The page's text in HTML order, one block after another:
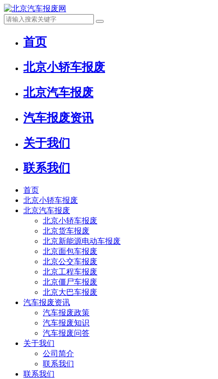
首页
北京小轿车报废
北京汽车报废
汽车报废资讯
关于我们
联系我们
首页
北京小轿车报废
北京汽车报废
北京小轿车报废
北京货车报废
北京新能源电动车报废
北京面包车报废
北京公交车报废
北京工程车报废
北京僵尸车报废
北京大巴车报废
汽车报废资讯
汽车报废政策
汽车报废知识
汽车报废问答
关于我们
公司简介
联系我们
联系我们